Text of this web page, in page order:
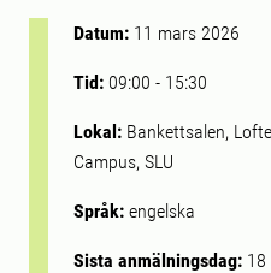
Datum: 11 mars 2026
Tid: 09:00 - 15:30
Lokal: Bankettsalen,
Campus, SLU
Språk: engelska
Sista anmälningsdag: 18